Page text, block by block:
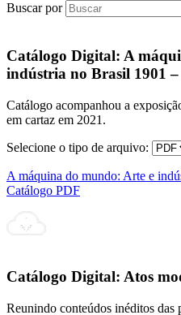
Buscar por
Catálogo Digital: A
indústria no Brasil 1901 –
Catálogo acompanhou a
em cartaz em 2021.
Selecione o tipo de arquivo:
A máquina do mundo: Arte e
Catálogo PDF
Catálogo Digital: Atos
Reunindo conteúdos inéditos das